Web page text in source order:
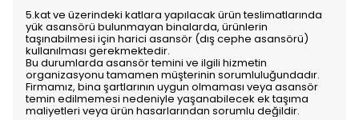
5.kat ve üzerindeki katlara yapılacak ürün teslimatlarında
yük asansörü bulunmayan binalarda, ürünlerin
taşınabilmesi için harici asansör (dış cephe asansörü)
kullanılması gerekmektedir.
Bu durumlarda asansör temini ve ilgili hizmetin
organizasyonu tamamen müşterinin sorumluluğundadır.
Firmamız, bina şartlarının uygun olmaması veya asansör
temin edilmemesi nedeniyle yaşanabilecek ek taşıma
maliyetleri veya ürün hasarlarından sorumlu değildir.